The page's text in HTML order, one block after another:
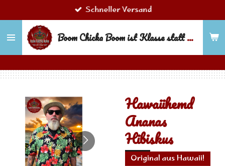
Hauptinhalt
springen
Boom Chicka Boom ist Klasse statt Masse!
Schneller Versand
Hawaiihemd
Ananas
Hibiskus
Original aus Hawaii!